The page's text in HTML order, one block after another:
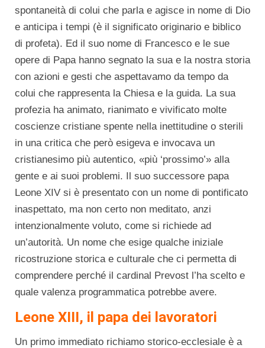
spontaneità di colui che parla e agisce in nome di Dio
e anticipa i tempi (è il significato originario e biblico
di profeta). Ed il suo nome di Francesco e le sue
opere di Papa hanno segnato la sua e la nostra storia
con azioni e gesti che aspettavamo da tempo da
colui che rappresenta la Chiesa e la guida. La sua
profezia ha animato, rianimato e vivificato molte
coscienze cristiane spente nella inettitudine o sterili
in una critica che però esigeva e invocava un
cristianesimo più autentico, «più ‘prossimo’» alla
gente e ai suoi problemi. Il suo successore papa
Leone XIV si è presentato con un nome di pontificato
inaspettato, ma non certo non meditato, anzi
intenzionalmente voluto, come si richiede ad
un’autorità. Un nome che esige qualche iniziale
ricostruzione storica e culturale che ci permetta di
comprendere perché il cardinal Prevost l’ha scelto e
quale valenza programmatica potrebbe avere.
Leone XIII, il papa dei lavoratori
Un primo immediato richiamo storico-ecclesiale è a